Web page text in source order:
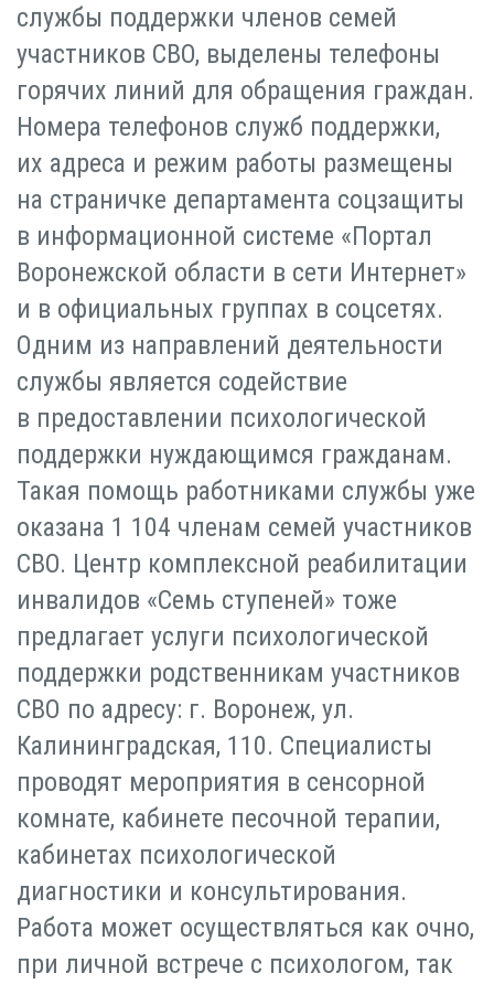
службы поддержки членов семей
участников СВО, выделены телефоны
горячих линий для обращения граждан.
Номера телефонов служб поддержки,
их адреса и режим работы размещены
на страничке департамента соцзащиты
в информационной системе «Портал
Воронежской области в сети Интернет»
и в официальных группах в соцсетях.
Одним из направлений деятельности
службы является содействие
в предоставлении психологической
поддержки нуждающимся гражданам.
Такая помощь работниками службы уже
оказана 1 104 членам семей участников
СВО. Центр комплексной реабилитации
инвалидов «Семь ступеней» тоже
предлагает услуги психологической
поддержки родственникам участников
СВО по адресу: г. Воронеж, ул.
Калининградская, 110. Специалисты
проводят мероприятия в сенсорной
комнате, кабинете песочной терапии,
кабинетах психологической
диагностики и консультирования.
Работа может осуществляться как очно,
при личной встрече с психологом, так